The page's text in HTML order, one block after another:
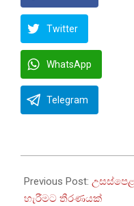
Twitter
WhatsApp
Telegram
08-
13
Previous Post:
හැරීමට තීරණයක්